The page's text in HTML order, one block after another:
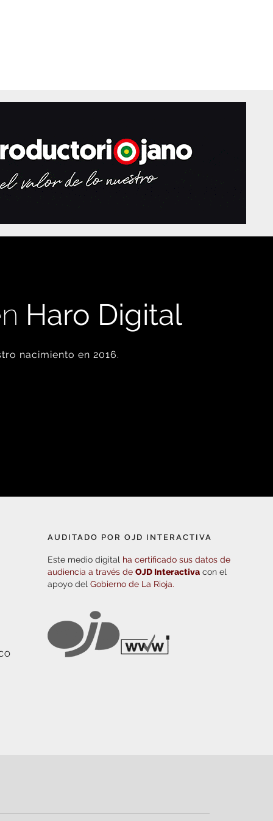
Haro Digital
nacimiento en 2016.
AUDITADO POR OJD INTERACTIVA
Este medio digital ha certificado sus datos de
audiencia a través deOJD Interactiva con el
apoyo delGobierno de La Rioja.